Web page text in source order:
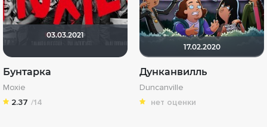
03.03.2021
Бунтарка
Moxie
2.37 /14
17.02.2020
Дунканвилль
Duncanville
нет оценки